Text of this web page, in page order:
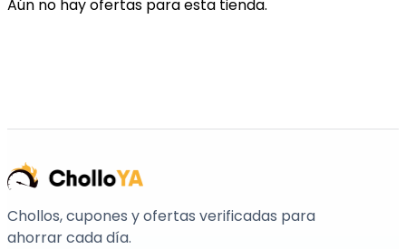
Aún no hay ofertas para esta tienda.
Chollos, cupones y ofertas verificadas para
ahorrar cada día.